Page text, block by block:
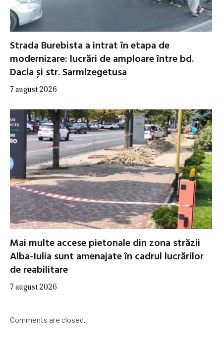
Strada Burebista a intrat în etapa de
modernizare: lucrări de amploare între bd.
Dacia și str. Sarmizegetusa
7 august 2026
Mai multe accese pietonale din zona străzii
Alba-Iulia sunt amenajate în cadrul lucrărilor
de reabilitare
7 august 2026
Comments are closed.